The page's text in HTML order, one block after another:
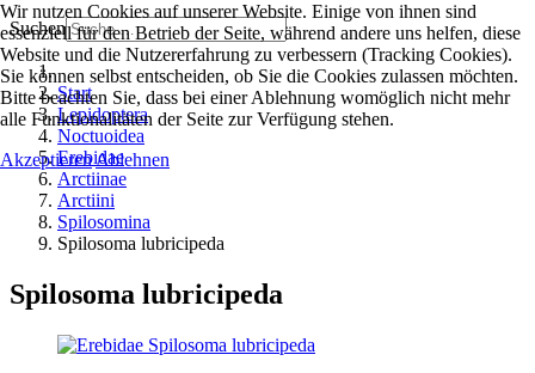
Suchen
Start
Lepidoptera
Noctuoidea
Erebidae
Arctiinae
Arctiini
Spilosomina
Spilosoma lubricipeda
Spilosoma lubricipeda
Wir nutzen Cookies auf unserer Website. Einige von ihnen sind
essenziell für den Betrieb der Seite, während andere uns helfen, diese
Website und die Nutzererfahrung zu verbessern (Tracking Cookies).
Sie können selbst entscheiden, ob Sie die Cookies zulassen möchten.
Bitte beachten Sie, dass bei einer Ablehnung womöglich nicht mehr
alle Funktionalitäten der Seite zur Verfügung stehen.
AkzeptierenAblehnen